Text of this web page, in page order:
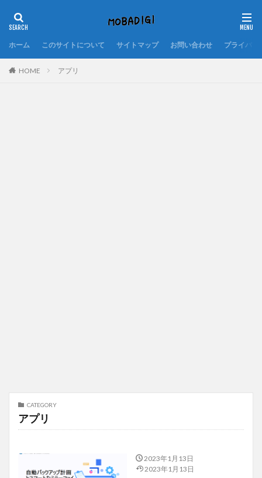
ホーム このサイトについて サイトマップ お問い合わせ プライバシ
HOME アプリ
CATEGORY
アプリ
2023年1月13日
2023年1月13日